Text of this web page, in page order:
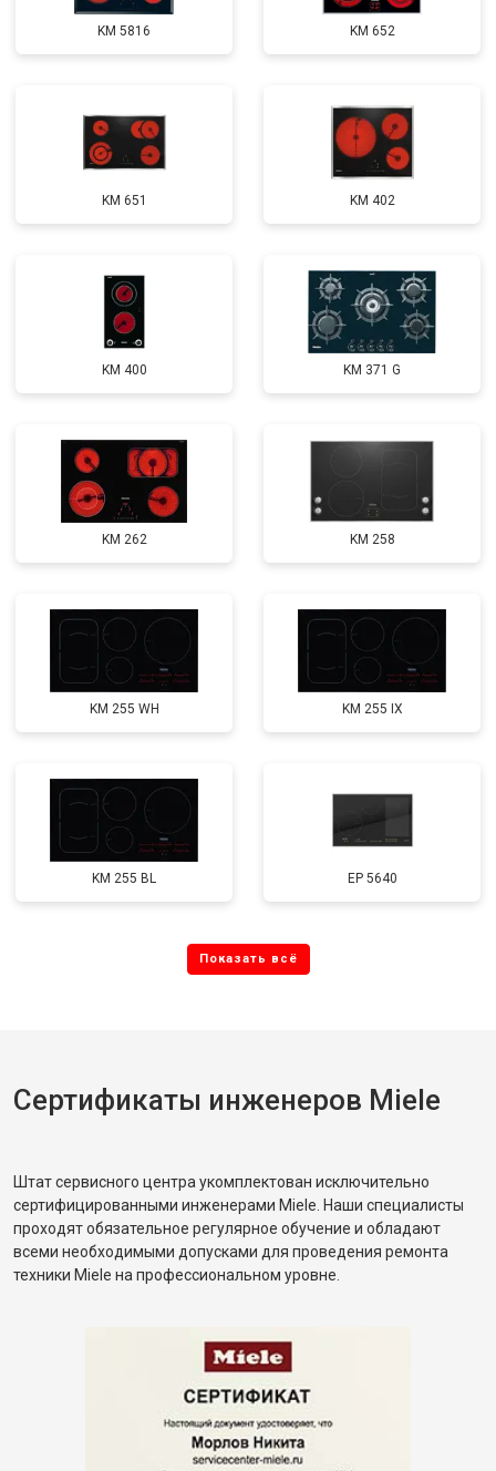
KM 5816 KM 652
KM 651 KM 402
KM 400 KM 371 G
KM 262 KM 258
KM 255 WH KM 255 IX
KM 255 BL EP 5640
Сертификаты инженеров Miele
Штат сервисного центра укомплектован исключительно
сертифицированными инженерами Miele. Наши специалисты
проходят обязательное регулярное обучение и обладают
всеми необходимыми допусками для проведения ремонта
техники Miele на профессиональном уровне.